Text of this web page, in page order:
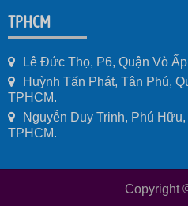
TPHCM
Lê Đức Thọ, P6, Quận Vò
Huỳnh Tấn Phát, Tân Phú,
TPHCM.
Nguyễn Duy Trinh, Phú Hữu,
TPHCM.
Copyright